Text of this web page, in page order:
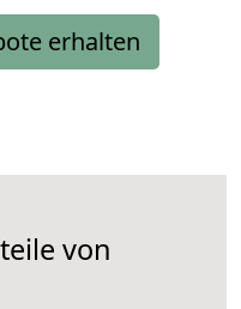
erhalten
von